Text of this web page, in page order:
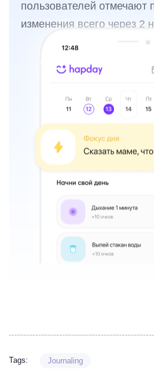
пользователей отмечают
изменения всего через 2
Tags: Journaling